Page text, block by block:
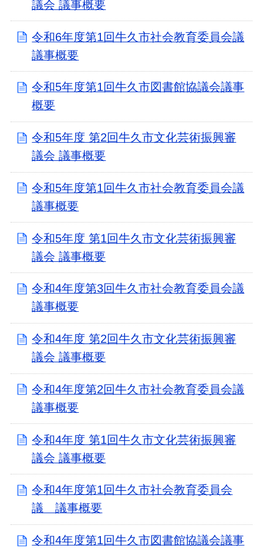
議会 議事概要
令和6年度第1回牛久市社会教育委員会議
議事概要
令和5年度第1回牛久市図書館協議会議事
概要
令和5年度 第2回牛久市文化芸術振興審
議会 議事概要
令和5年度第1回牛久市社会教育委員会議
議事概要
令和5年度 第1回牛久市文化芸術振興審
議会 議事概要
令和4年度第3回牛久市社会教育委員会議
議事概要
令和4年度 第2回牛久市文化芸術振興審
議会 議事概要
令和4年度第2回牛久市社会教育委員会議
議事概要
令和4年度 第1回牛久市文化芸術振興審
議会 議事概要
令和4年度第1回牛久市社会教育委員会
議 議事概要
令和4年度第1回牛久市図書館協議会議事